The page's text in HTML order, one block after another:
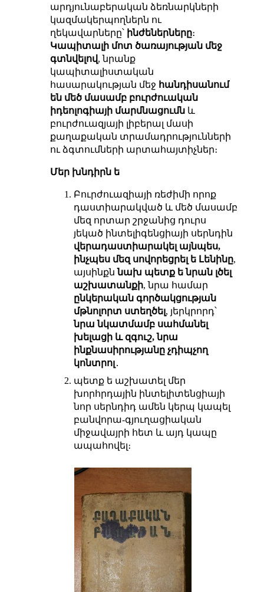
արդյունաբերական ձեռնարկների
կազմակերպողներն ու
ղեկավարները՝ ինժեներները։
Կապիտալի մոտ ծառայության մեջ
գտնվելով, նրանք
կապիտալիստական
հասարակության մեջ հանդիսանում
են մեծ մասամբ բուրժուական
իդեոլոգիայի մարմնացումնև
բուրժուազյայի լիբերալ մասի
քաղաքական տրամադրությունների
ու ձգտումների արտահայտիչներ։
Մեր խնդիրն ե
Բուրժուազիայի ռեժիմի որոք
դաստիարակված և մեծ մասամբ
մեզ որտար շրջանից դուրս
յեկած ինտելիգենցիայի սերնդին
վերադաստիարակել այնպես,
ինչպես մեզ սովորեցրել ե Լենինը,
այսինքննախ պետք ե նրան լծել
աշխատանքի, նրա համար
ընկերական գործակցության
մթնոլորտ ստեղծել, յերկրորդ՝
նրա նկատմամբ սահմանել
խելացի և զգուշ, նրա
ինքնասիրությանը չդիպչող
կոնտրոլ․
պետք ե աշխատել մեր
խորհրդային ինտելիտենցիայի
նոր սերնդիդ ամեն կերպ կապել
բանվորա-գյուղացիական
միջավայրի հետ և այդ կապը
ապահովել։